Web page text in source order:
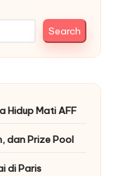
Search
Hidup Mati AFF
dan Prize Pool
di Paris